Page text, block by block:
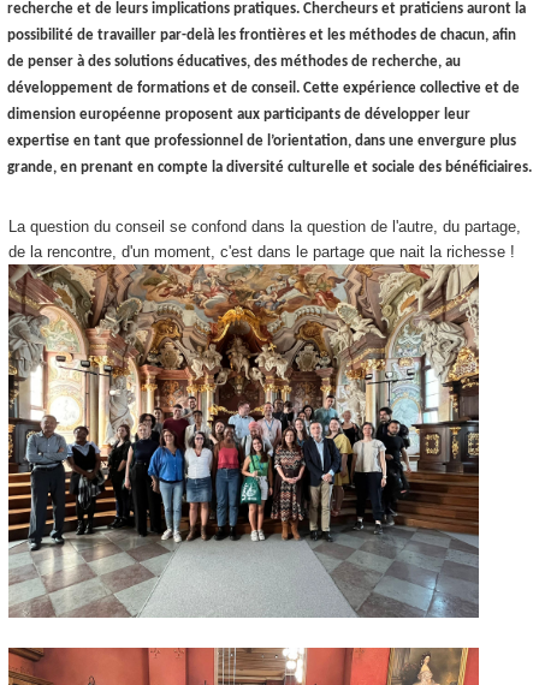
recherche et de leurs implications pratiques. Chercheurs et praticiens auront la
possibilité de travailler par-delà les frontières et les méthodes de chacun, afin
de penser à des solutions éducatives, des méthodes de recherche, au
développement de formations et de conseil. Cette expérience collective et de
dimension européenne proposent aux participants de développer leur
expertise en tant que professionnel de l’orientation, dans une envergure plus
grande, en prenant en compte la diversité culturelle et sociale des bénéficiaires.
La question du conseil se confond dans la question de l'autre, du partage,
de la rencontre, d'un moment, c'est dans le partage que nait la richesse !